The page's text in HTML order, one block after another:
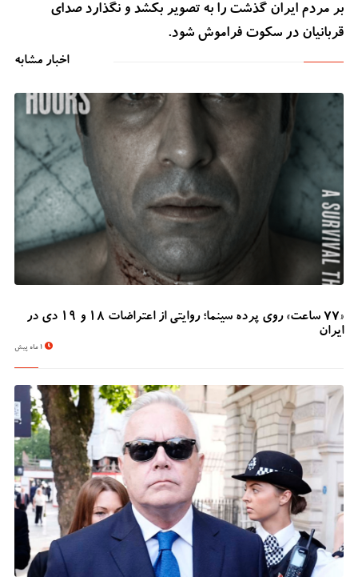
بر مردم ایران گذشت را به تصویر بکشد و نگذارد صدای
قربانیان در سکوت فراموش شود.
اخبار مشابه
«۷۷ ساعت» روی پرده سینما؛ روایتی از اعتراضات ۱۸ و ۱۹ دی در
ایران